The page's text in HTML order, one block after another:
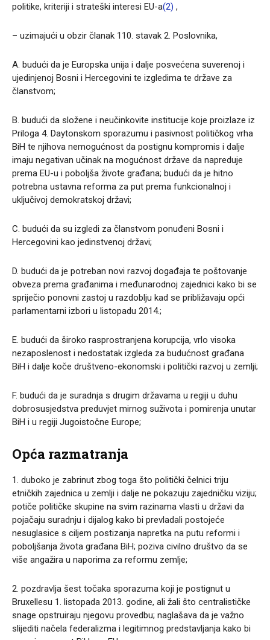
politike, kriteriji i strateški interesi EU-a(2) ,
– uzimajući u obzir članak 110. stavak 2. Poslovnika,
A. budući da je Europska unija i dalje posvećena suverenoj i
ujedinjenoj Bosni i Hercegovini te izgledima te države za
članstvom;
B. budući da složene i neučinkovite institucije koje proizlaze iz
Priloga 4. Daytonskom sporazumu i pasivnost političkog vrha
BiH te njihova nemogućnost da postignu kompromis i dalje
imaju negativan učinak na mogućnost države da napreduje
prema EU-u i poboljša živote građana; budući da je hitno
potrebna ustavna reforma za put prema funkcionalnoj i
uključivoj demokratskoj državi;
C. budući da su izgledi za članstvom ponuđeni Bosni i
Hercegovini kao jedinstvenoj državi;
D. budući da je potreban novi razvoj događaja te poštovanje
obveza prema građanima i međunarodnoj zajednici kako bi se
spriječio ponovni zastoj u razdoblju kad se približavaju opći
parlamentarni izbori u listopadu 2014.;
E. budući da široko rasprostranjena korupcija, vrlo visoka
nezaposlenost i nedostatak izgleda za budućnost građana
BiH i dalje koče društveno-ekonomski i politički razvoj u zemlji;
F. budući da je suradnja s drugim državama u regiji u duhu
dobrosusjedstva preduvjet mirnog suživota i pomirenja unutar
BiH i u regiji Jugoistočne Europe;
Opća razmatranja
1. duboko je zabrinut zbog toga što politički čelnici triju
etničkih zajednica u zemlji i dalje ne pokazuju zajedničku viziju;
potiče političke skupine na svim razinama vlasti u državi da
pojačaju suradnju i dijalog kako bi prevladali postojeće
nesuglasice s ciljem postizanja napretka na putu reformi i
poboljšanja života građana BiH; poziva civilno društvo da se
više angažira u naporima za reformu zemlje;
2. pozdravlja šest točaka sporazuma koji je postignut u
Bruxellesu 1. listopada 2013. godine, ali žali što centralističke
snage opstruiraju njegovu provedbu; naglašava da je važno
slijediti načela federalizma i legitimnog predstavljanja kako bi